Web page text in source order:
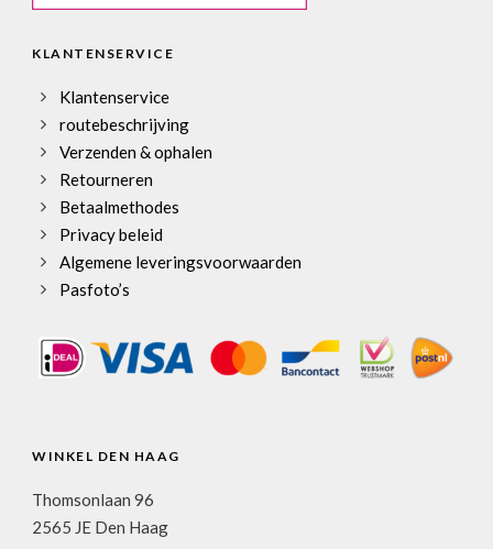
KLANTENSERVICE
Klantenservice
routebeschrijving
Verzenden & ophalen
Retourneren
Betaalmethodes
Privacy beleid
Algemene leveringsvoorwaarden
Pasfoto’s
WINKEL DEN HAAG
Thomsonlaan 96
2565 JE Den Haag